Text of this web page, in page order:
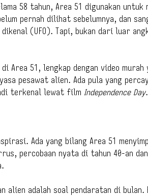
58 tahun, Area 51 digunakan untuk
pernah dilihat sebelumnya, dan
(UFO). Tapi, bukan dari luar
51, lengkap dengan video murah
pesawat alien. Ada pula yang
terkenal lewat film Independence Day.
Ada yang bilang Area 51
percobaan nyata di tahun 40-an
adalah soal pendaratan di bulan.